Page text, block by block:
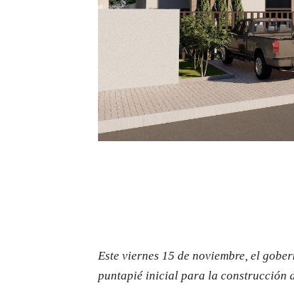
Este viernes 15 de noviembre, el
puntapié inicial para la construcción